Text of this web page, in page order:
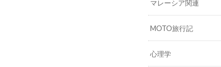
マレーシア関連
MOTO旅行記
心理学